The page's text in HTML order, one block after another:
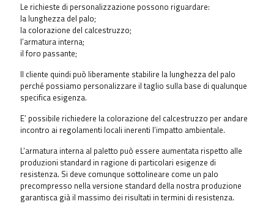
Le richieste di personalizzazione possono riguardare:
la lunghezza del palo;
la colorazione del calcestruzzo;
l’armatura interna;
il foro passante;
Il cliente quindi può liberamente stabilire la lunghezza del palo
perché possiamo personalizzare il taglio sulla base di qualunque
specifica esigenza.
E’ possibile richiedere la colorazione del calcestruzzo per andare
incontro ai regolamenti locali inerenti l’impatto ambientale.
L’armatura interna al paletto può essere aumentata rispetto alle
produzioni standard in ragione di particolari esigenze di
resistenza. Si deve comunque sottolineare come un palo
precompresso nella versione standard della nostra produzione
garantisca già il massimo dei risultati in termini di resistenza.